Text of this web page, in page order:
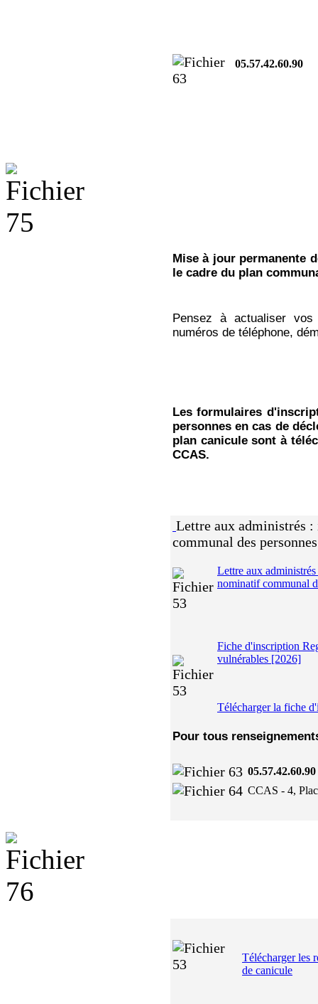
Mise à jour permanente
le cadre du plan
Pensez à actualiser
numéros de téléphone,
Les formulaires
personnes en cas de
plan canicule sont à
CCAS.
Lettre aux administrés
communal des
Lettre aux
nominatif communal
Fiche d'inscription
vulnérables [2026]
Télécharger la fiche
Pour tous
05.57.42.60.90
CCAS - 4,
Télécharger les
de canicule